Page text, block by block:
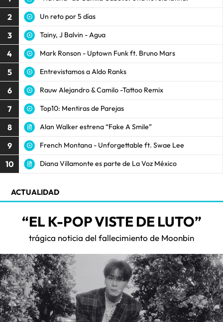
2 Un reto por 5 días
3 Tainy, J Balvin - Agua
4 Mark Ronson - Uptown Funk ft. Bruno Mars
5 Entrevistamos a Aldo Ranks
6 Rauw Alejandro & Camilo -Tattoo Remix
7 Top10: Mentiras de Parejas
8 Alan Walker estrena “Fake A Smile”
9 French Montana - Unforgettable ft. Swae Lee
10 Diana Villamonte es parte de La Voz México
ACTUALIDAD
“EL K-POP VISTE DE LUTO”
trágica noticia del fallecimiento de Moonbin